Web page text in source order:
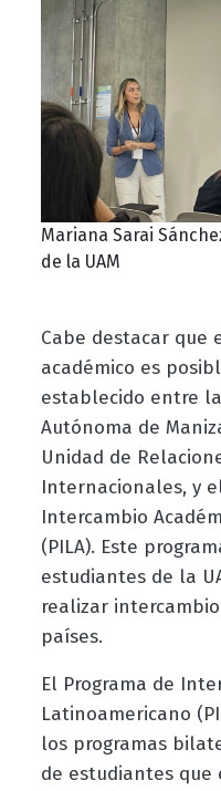
Mariana Sarai
de la UAM
Cabe destacar que
académico es
establecido entre
Autónoma de
Unidad de
Internacionales, y
Intercambio
(PILA). Este
estudiantes de la
realizar
países.
El Programa de
Latinoamericano
los programas
de estudiantes